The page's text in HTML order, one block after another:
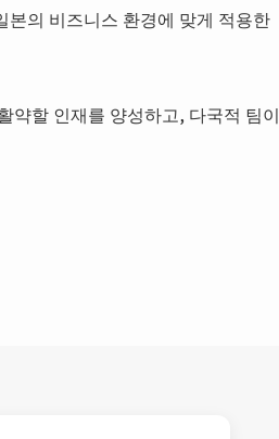
본의 비즈니스 환경에 맞게 적용한
약할 인재를 양성하고, 다국적 팀이